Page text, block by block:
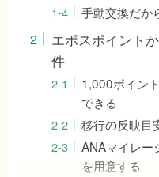
手動交換だか
エポスポイント
件
1,000ポイン
できる
移行の反映目
ANAマイレー
を用意する